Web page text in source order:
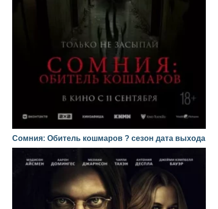
Сомния: Обитель кошмаров ? сезон дата выхода